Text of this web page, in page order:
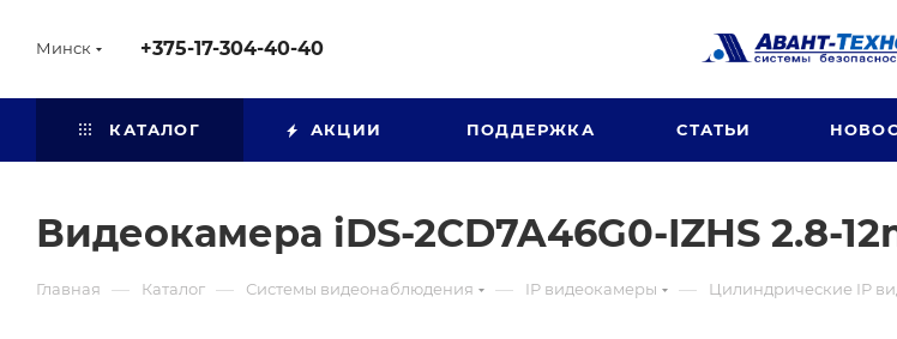
Минск +375-17-304-40-40
КАТАЛОГ АКЦИИ ПОДДЕРЖКА СТАТЬИ
Видеокамера iDS-2CD7A46G0-IZHS 2.8-
Главная — Каталог — Системы видеонаблюдения — IP видеокамеры — Цилиндрические IP